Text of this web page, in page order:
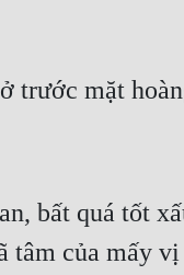
trước mặt
bất quá tốt
tâm của mấy